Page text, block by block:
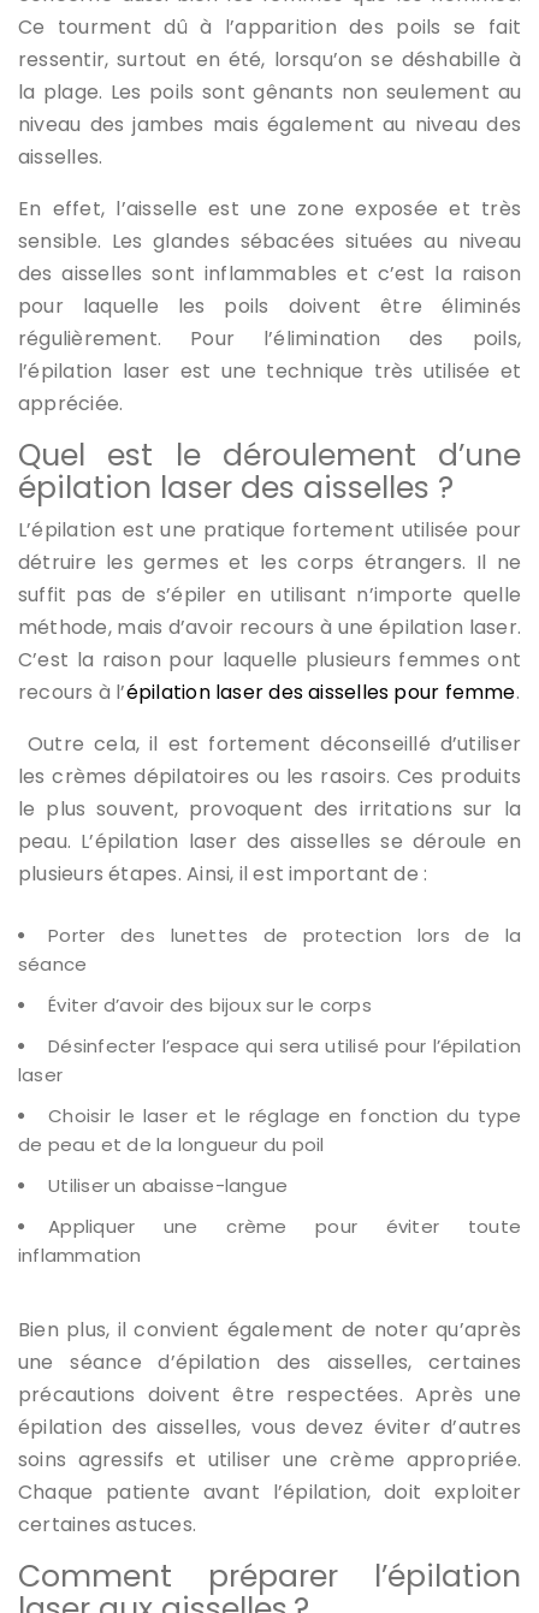
Ce tourment dû à l’apparition des poils se fait
ressentir, surtout en été, lorsqu’on se déshabille à
la plage. Les poils sont gênants non seulement au
niveau des jambes mais également au niveau des
aisselles.
En effet, l’aisselle est une zone exposée et très
sensible. Les glandes sébacées situées au niveau
des aisselles sont inflammables et c’est la raison
pour laquelle les poils doivent être éliminés
régulièrement. Pour l’élimination des poils,
l’épilation laser est une technique très utilisée et
appréciée.
Quel est le déroulement d’une
épilation laser des aisselles ?
L’épilation est une pratique fortement utilisée pour
détruire les germes et les corps étrangers. Il ne
suffit pas de s’épiler en utilisant n’importe quelle
méthode, mais d’avoir recours à une épilation laser.
C’est la raison pour laquelle plusieurs femmes ont
recours à l’épilation laser des aisselles pour femme.
Outre cela, il est fortement déconseillé d’utiliser
les crèmes dépilatoires ou les rasoirs. Ces produits
le plus souvent, provoquent des irritations sur la
peau. L’épilation laser des aisselles se déroule en
plusieurs étapes. Ainsi, il est important de :
Porter des lunettes de protection lors de la
séance
Éviter d’avoir des bijoux sur le corps
Désinfecter l’espace qui sera utilisé pour l’épilation
laser
Choisir le laser et le réglage en fonction du type
de peau et de la longueur du poil
Utiliser un abaisse-langue
Appliquer une crème pour éviter toute
inflammation
Bien plus, il convient également de noter qu’après
une séance d’épilation des aisselles, certaines
précautions doivent être respectées. Après une
épilation des aisselles, vous devez éviter d’autres
soins agressifs et utiliser une crème appropriée.
Chaque patiente avant l’épilation, doit exploiter
certaines astuces.
Comment préparer l’épilation